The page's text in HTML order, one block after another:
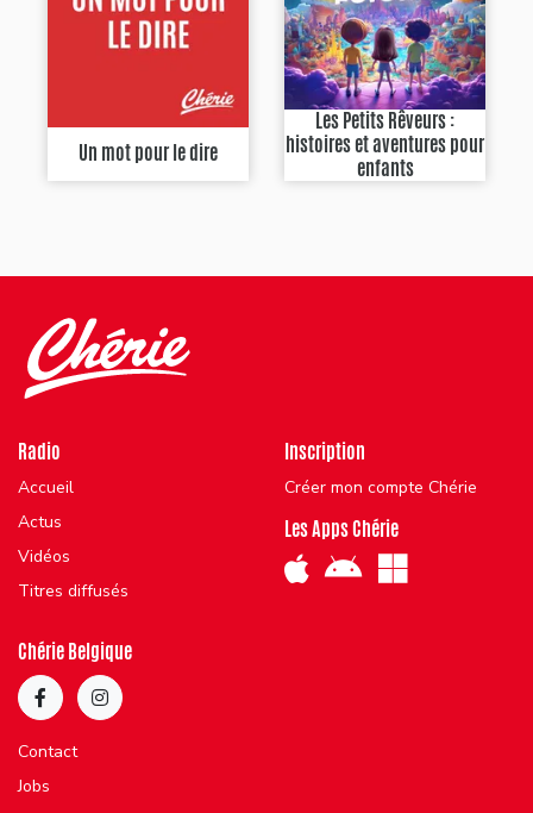
Un mot pour le dire
Les Petits Rêveurs :
histoires et aventures pour
enfants
Radio
Accueil
Actus
Vidéos
Titres diffusés
Inscription
Créer mon compte Chérie
Les Apps Chérie
Chérie Belgique
Contact
Jobs